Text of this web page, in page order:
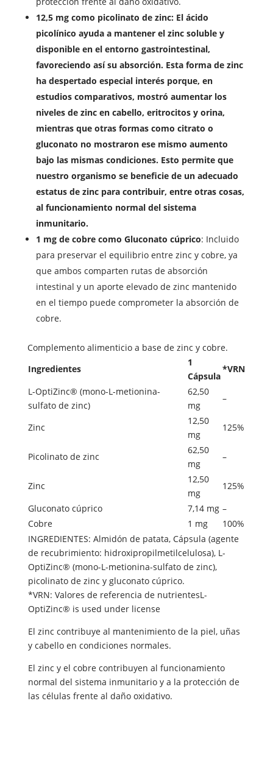
12,5 mg como picolinato de zinc: El ácido
picolínico ayuda a mantener el zinc soluble y
disponible en el entorno gastrointestinal,
favoreciendo así su absorción. Esta forma de zinc
ha despertado especial interés porque, en
estudios comparativos, mostró aumentar los
niveles de zinc en cabello, eritrocitos y orina,
mientras que otras formas como citrato o
gluconato no mostraron ese mismo aumento
bajo las mismas condiciones. Esto permite que
nuestro organismo se beneficie de un adecuado
estatus de zinc para contribuir, entre otras cosas,
al funcionamiento normal del sistema
inmunitario.
1 mg de cobre como Gluconato cúprico: Incluido
para preservar el equilibrio entre zinc y cobre, ya
que ambos comparten rutas de absorción
intestinal y un aporte elevado de zinc mantenido
en el tiempo puede comprometer la absorción de
cobre.
Complemento alimenticio a base de zinc y cobre.
Ingredientes
1
Cápsula
*VRN
L-OptiZinc® (mono-L-metionina-
sulfato de zinc)
62,50
mg
–
Zinc
12,50
mg
125%
Picolinato de zinc
62,50
mg
–
Zinc
12,50
mg
125%
Gluconato cúprico
7,14 mg –
Cobre
1 mg
100%
INGREDIENTES: Almidón de patata, Cápsula (agente
de recubrimiento: hidroxipropilmetilcelulosa), L-
OptiZinc® (mono-L-metionina-sulfato de zinc),
picolinato de zinc y gluconato cúprico.
*VRN: Valores de referencia de nutrientesL-
OptiZinc® is used under license
El zinc contribuye al mantenimiento de la piel, uñas
y cabello en condiciones normales.
El zinc y el cobre contribuyen al funcionamiento
normal del sistema inmunitario y a la protección de
las células frente al daño oxidativo.